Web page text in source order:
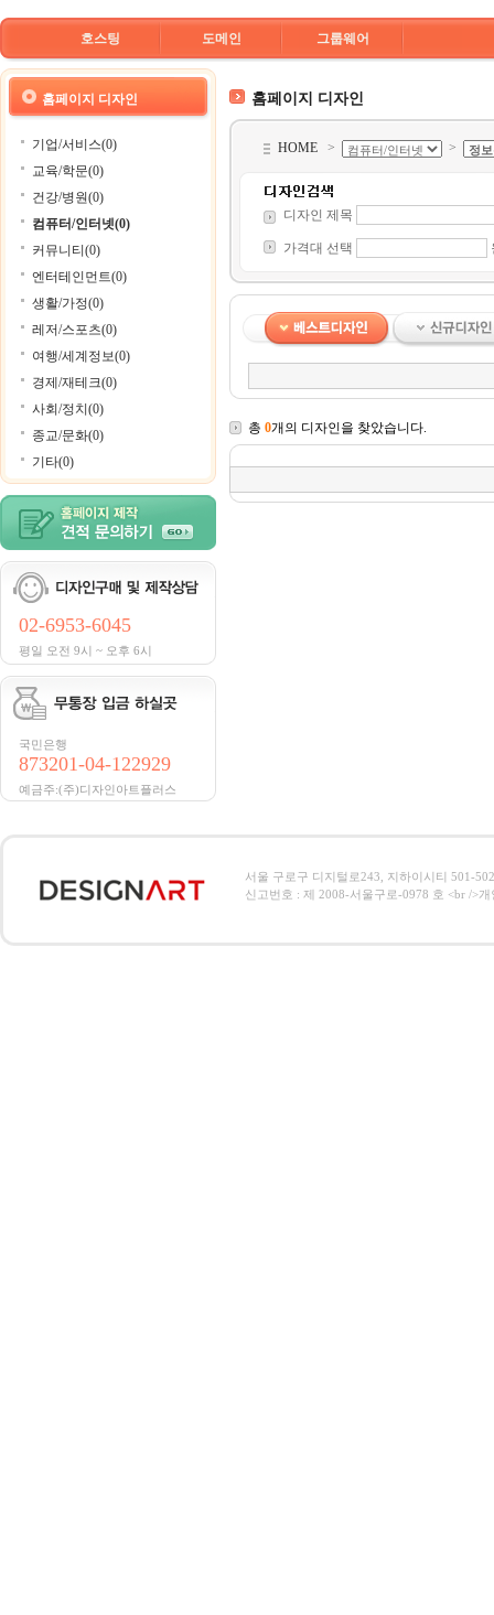
호스팅 도메인 그룹웨어
홈페이지 디자인
기업/서비스(0)
교육/학문(0)
건강/병원(0)
컴퓨터/인터넷(0)
커뮤니티(0)
엔터테인먼트(0)
생활/가정(0)
레저/스포츠(0)
여행/세계정보(0)
경제/재테크(0)
사회/정치(0)
종교/문화(0)
기타(0)
02-6953-6045
평일 오전 9시 ~ 오후 6시
국민은행
873201-04-122929
예금주:(주)디자인아트플러스
홈페이지 디자인
HOME > >
디자인 제목
가격대 선택
총 0개의 디자인을 찾았습니다.
서울 구로구 디지털로243, 지하이시티 501-
신고번호 : 제 2008-서울구로-0978 호 <br />